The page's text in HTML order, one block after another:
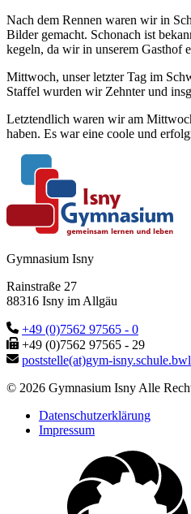
Nach dem Rennen waren wir in
Bilder gemacht. Schonach ist
kegeln, da wir in unserem Gasthof
Mittwoch, unser letzter Tag im
Staffel wurden wir Zehnter und
Letztendlich waren wir am
haben. Es war eine coole und
Gymnasium Isny
Rainstraße 27
88316 Isny im Allgäu
+49 (0)7562 97565 - 0
+49 (0)7562 97565 - 29
poststelle(at)gym-
© 2026 Gymnasium Isny Alle
Datenschutzerklärung
Impressum